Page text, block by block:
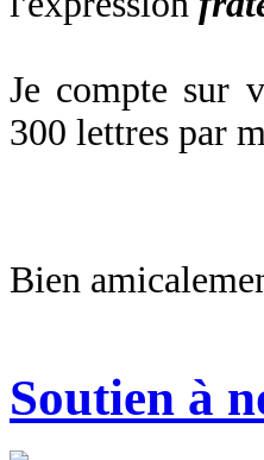
Je compte sur
300 lettres par
Bien
Soutien à